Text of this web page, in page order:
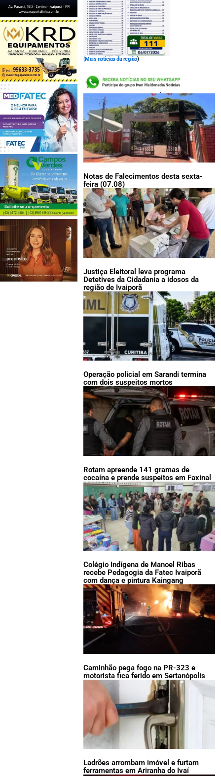
(Mais notícias da região)
LEIA TAMBÉM:
Notas de Falecimentos desta sexta-
feira (07.08)
Justiça Eleitoral leva programa
Detetives da Cidadania a idosos da
região de Ivaiporã
Operação policial em Sarandi termina
com dois suspeitos mortos
Rotam apreende 141 gramas de
cocaína e prende suspeitos em Faxinal
Colégio Indígena de Manoel Ribas
recebe Pedagogia da Fatec Ivaiporã
com dança e pintura Kaingang
Caminhão pega fogo na PR-323 e
motorista fica ferido em Sertanópolis
Ladrões arrombam imóvel e furtam
ferramentas em Ariranha do Ivaí